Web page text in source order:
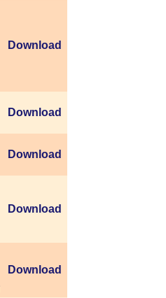
Download
Download
Download
Download
Download